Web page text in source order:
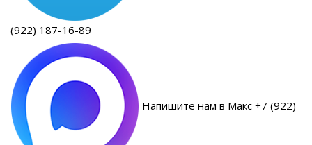
(922) 187-16-89
Напишите нам в Макс +7 (922)